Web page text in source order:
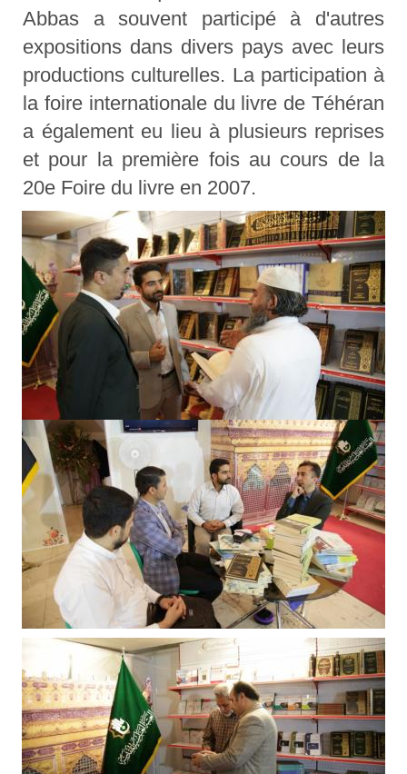
Abbas a souvent participé à d'autres
expositions dans divers pays avec leurs
productions culturelles. La participation à
la foire internationale du livre de Téhéran
a également eu lieu à plusieurs reprises
et pour la première fois au cours de la
20e Foire du livre en 2007.